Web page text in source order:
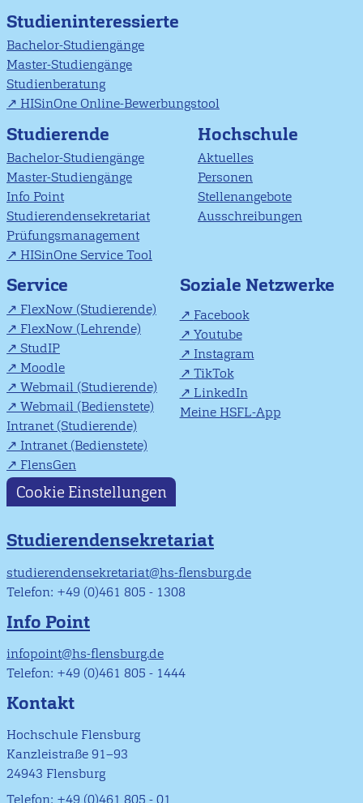
Studieninteressierte
Bachelor-Studiengänge
Master-Studiengänge
Studienberatung
HISinOne Online-Bewerbungstool
Studierende
Bachelor-Studiengänge
Master-Studiengänge
Info Point
Studierendensekretariat
Prüfungsmanagement
HISinOne Service Tool
Hochschule
Aktuelles
Personen
Stellenangebote
Ausschreibungen
Service
FlexNow (Studierende)
FlexNow (Lehrende)
StudIP
Moodle
Webmail (Studierende)
Webmail (Bedienstete)
Intranet (Studierende)
Intranet (Bedienstete)
FlensGen
Soziale Netzwerke
Facebook
Youtube
Instagram
TikTok
LinkedIn
Meine HSFL-App
Cookie Einstellungen
Studierendensekretariat
studierendensekretariat@hs-flensburg.de
Telefon: +49 (0)461 805 - 1308
Info Point
infopoint@hs-flensburg.de
Telefon: +49 (0)461 805 - 1444
Kontakt
Hochschule Flensburg
Kanzleistraße 91–93
24943 Flensburg
Telefon: +49 (0)461 805 - 01